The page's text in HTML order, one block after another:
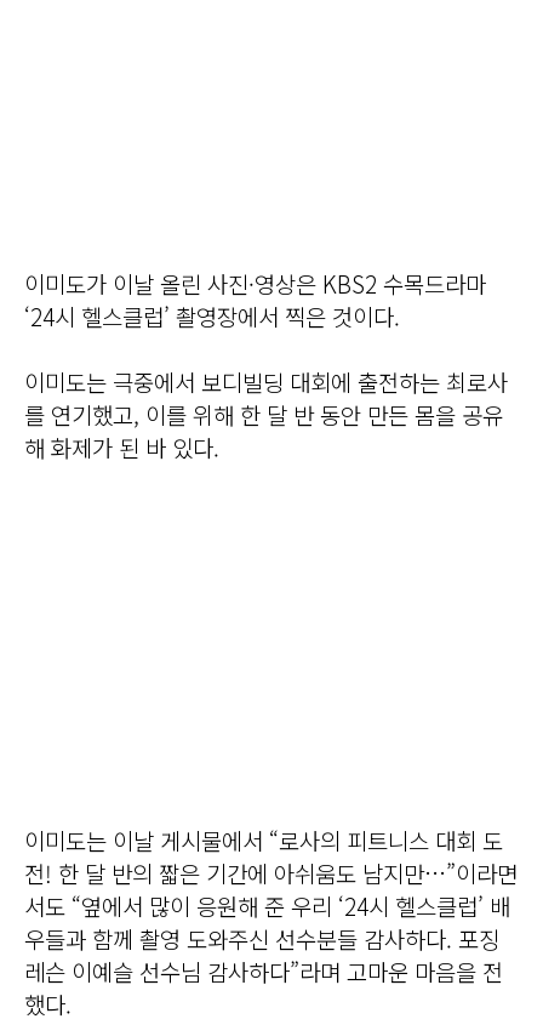
이미도가 이날 올린 사진·영상은 KBS2 수목드라마
‘24시 헬스클럽’ 촬영장에서 찍은 것이다.
이미도는 극중에서 보디빌딩 대회에 출전하는 최로사
를 연기했고, 이를 위해 한 달 반 동안 만든 몸을 공유
해 화제가 된 바 있다.
이미도는 이날 게시물에서 “로사의 피트니스 대회 도
전! 한 달 반의 짧은 기간에 아쉬움도 남지만…”이라면
서도 “옆에서 많이 응원해 준 우리 ‘24시 헬스클럽’ 배
우들과 함께 촬영 도와주신 선수분들 감사하다. 포징
레슨 이예슬 선수님 감사하다”라며 고마운 마음을 전
했다.